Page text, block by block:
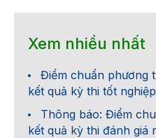
Xem nhiều nhất
Điểm chuẩn phương
kết quả kỳ thi tốt
Thông báo: Điểm
kết quả kỳ thi đánh giá